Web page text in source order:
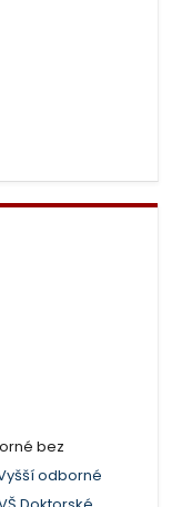
bez
odborné